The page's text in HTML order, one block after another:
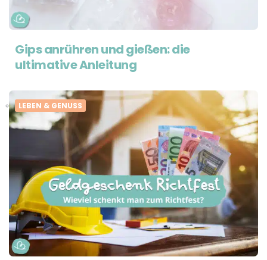
Gips anrühren und gießen: die
ultimative Anleitung
LEBEN & GENUSS